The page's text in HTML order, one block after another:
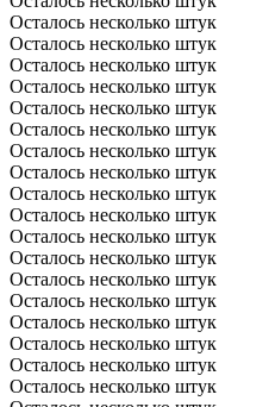
Осталось несколько штук
Осталось несколько штук
Осталось несколько штук
Осталось несколько штук
Осталось несколько штук
Осталось несколько штук
Осталось несколько штук
Осталось несколько штук
Осталось несколько штук
Осталось несколько штук
Осталось несколько штук
Осталось несколько штук
Осталось несколько штук
Осталось несколько штук
Осталось несколько штук
Осталось несколько штук
Осталось несколько штук
Осталось несколько штук